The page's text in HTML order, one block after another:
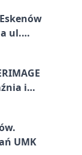
ul.
i
UMK